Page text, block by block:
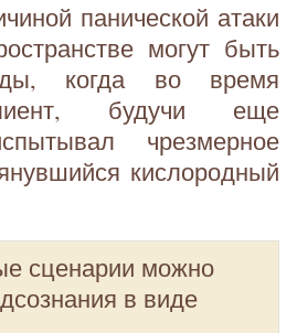
панической атаки
могут быть
когда во время
будучи еще
чрезмерное
кислородный
сценарии можно
в виде